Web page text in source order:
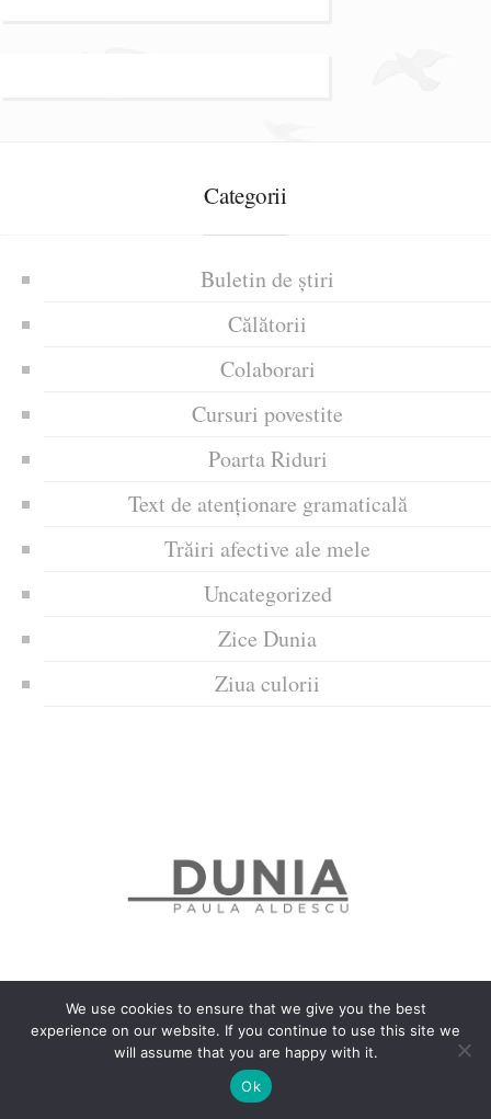
Categorii
Buletin de știri
Călătorii
Colaborari
Cursuri povestite
Poarta Riduri
Text de atenționare gramaticală
Trăiri afective ale mele
Uncategorized
Zice Dunia
Ziua culorii
Politica de confidențialitate
Politică privind fișierele cookies
Copyrights © 2018 Dunia
We use cookies to ensure that we give you the best
experience on our website. If you continue to use this site we
will assume that you are happy with it.
Ok